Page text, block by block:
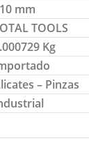
mm
TOOLS
Kg
– Pinzas